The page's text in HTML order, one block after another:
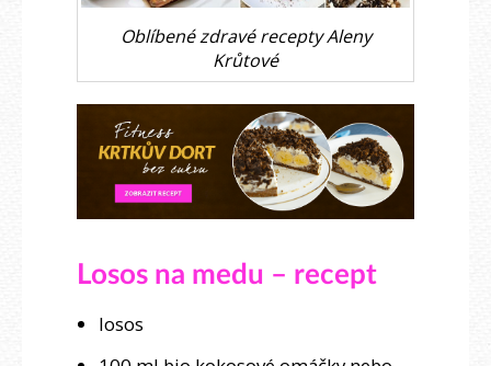
Oblíbené zdravé recepty Aleny
Krůtové
Losos na medu – recept
losos